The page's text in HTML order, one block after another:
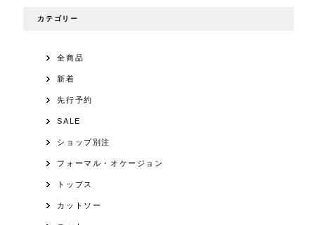
カテゴリー
全商品
新着
先行予約
SALE
ショップ別注
フォーマル・オケージョン
トップス
カットソー